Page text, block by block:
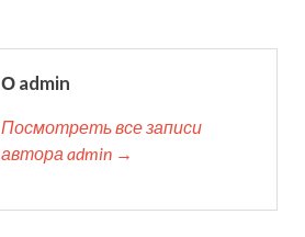
О admin
Посмотреть все записи
автора admin →